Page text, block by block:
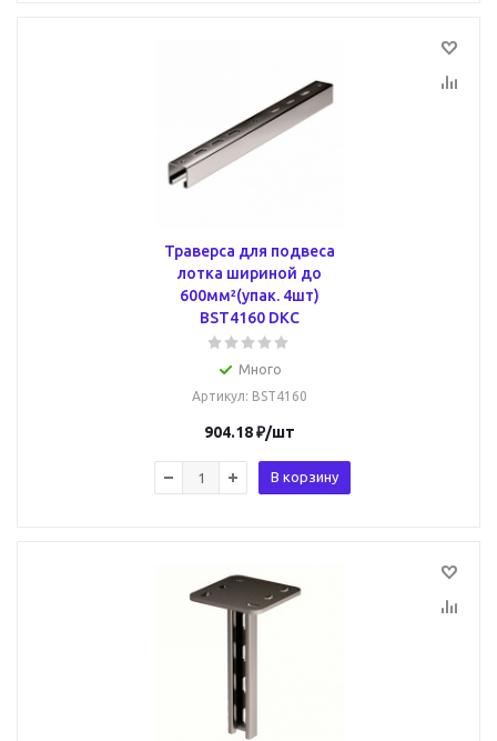
Траверса для подвеса
лотка шириной до
600мм²(упак. 4шт)
BST4160 DKC
Много
Артикул: BST4160
904.18₽/шт
В корзину